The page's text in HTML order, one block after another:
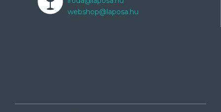
webshop@laposa.hu